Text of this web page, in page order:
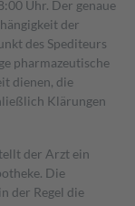
Uhr. Der genaue
der
des Spediteurs
pharmazeutische
dienen, die
Klärungen
der Arzt ein
Die
der Regel die